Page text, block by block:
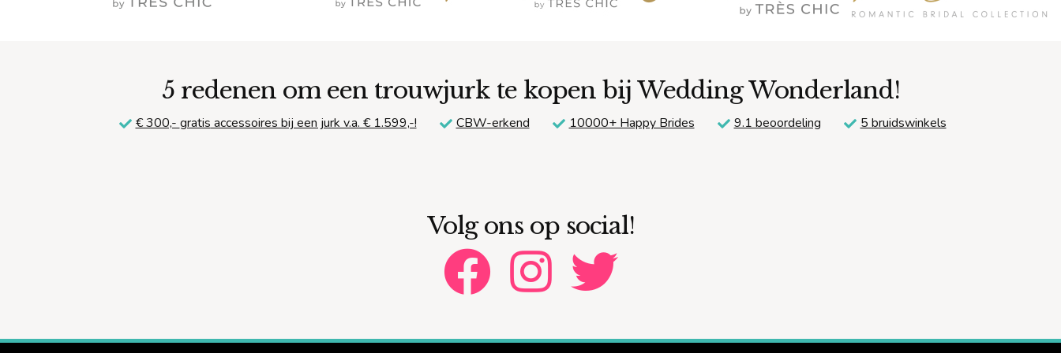
definitieve bedrag. Alleen als er later extra werk nodig blijkt (bijvoorbeeld door gewichtsschommelingen of extra aanpassingen), worden deze
5 redenen om een trouwjurk te kopen bij Wedding Wonderland!
€ 300,- gratis accessoires bij een jurk v.a. € 1.599,-! CBW-erkend 10000+ Happy Brides 9.1 beoordeling 5 bruidswinkels
Volg ons op social!